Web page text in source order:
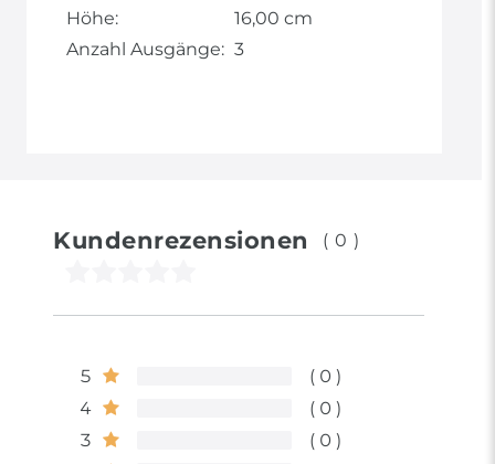
Höhe:
16,00 cm
Anzahl Ausgänge: 3
Kundenrezensionen (0)
5
0
4
0
3
0